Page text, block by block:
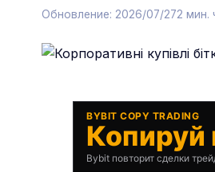
Обновление: 2026/07/272 мин.
BYBIT COPY TRADING
Копируй
Bybit повторит сделки